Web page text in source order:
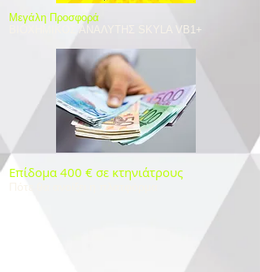
​Μεγάλη Προσφορά
ΒΙΟΧΗΜΙΚΟΣ ΑΝΑΛΥΤΗΣ SKYLA VB1+
Επίδομα 400 € σε κτηνιάτρους